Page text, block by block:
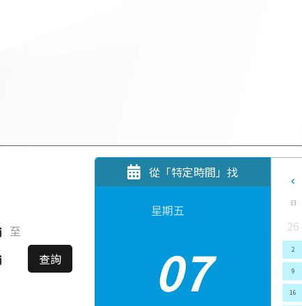
至
查詢
從「特定時間」找
星期五
07
日
26
2
9
16